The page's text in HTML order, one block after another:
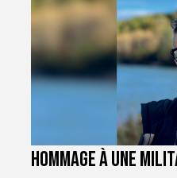
Hommage à une